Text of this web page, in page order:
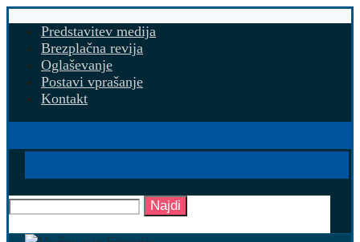
Predstavitev medija
Brezplačna revija
Oglaševanje
Postavi vprašanje
Kontakt
Najdi